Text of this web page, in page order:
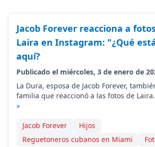
Jacob Forever reacciona a
Laira en Instagram: "¿Qué
aquí?
Publicado el miércoles, 3 de enero de
La Dura, esposa de Jacob Forever,
familia que reaccionó a las fotos de Laira.
»
Jacob Forever
Hijos
Reguetoneros cubanos en Miami